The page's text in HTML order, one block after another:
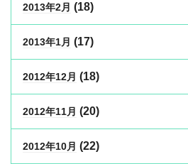
2013年2月 (18)
2013年1月 (17)
2012年12月 (18)
2012年11月 (20)
2012年10月 (22)